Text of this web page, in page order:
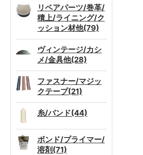
リペアパーツ/巻革/
積上/ライニング/ク
ッション材他(79)
ヴィンテージ/カシ
メ/金具他(28)
ファスナー/マジッ
クテープ(21)
糸/バンド(44)
ボンド/プライマー/
溶剤(71)